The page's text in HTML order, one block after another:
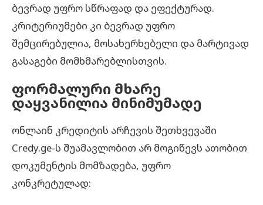
ბევრად უფრო სწრაფად და ეფექტურად.
კრიტერიუმები კი ბევრად უფრო
შემცირებულია, მოსახერხებელი და მარტივად
გასაგები მომხმარებლისთვის.
ფორმალური მხარე
დაყვანილია მინიმუმადე
ონლაინ კრედიტის არჩევის შეთხვევაში
Credy.ge-ს შუამავლობით არ მოგიწევს ათობით
დოკუმენტის მომზადება, უფრო
კონკრეტულად: